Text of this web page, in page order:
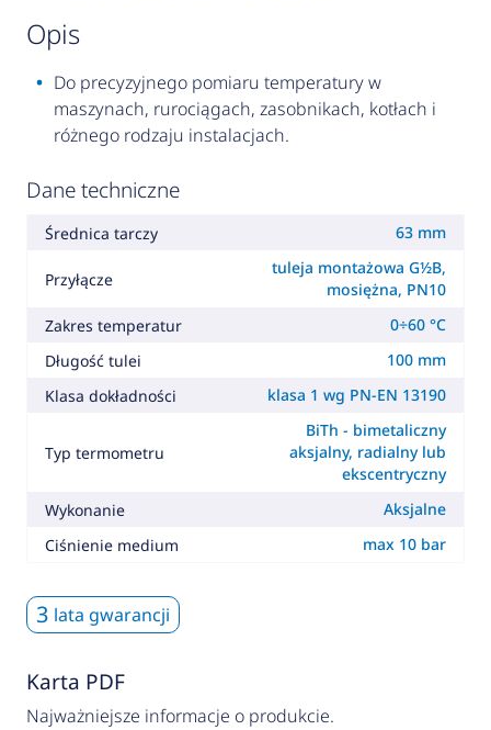
opis
Do precyzyjnego pomiaru temperatury w
maszynach, rurociągach, zasobnikach, kotłach i
różnego rodzaju instalacjach.
Dane techniczne
Średnica tarczy 63 mm
Przyłącze
tuleja montażowa G½B,
mosiężna, PN10
Zakres temperatur
0÷60 °C
Długość tulei
100 mm
Klasa dokładności
klasa 1 wg PN-EN 13190
Typ termometru
BiTh - bimetaliczny
aksjalny, radialny lub
ekscentryczny
Wykonanie
Aksjalne
Ciśnienie medium
max 10 bar
3 lata gwarancji
Karta PDF
Najważniejsze informacje o produkcie.